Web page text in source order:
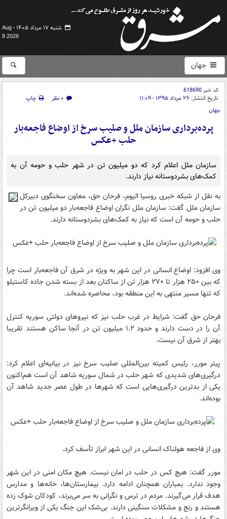
شنبه ۱۷ مرداد ۱۴۰۵ -
Aug
8 2026
جهان
کد خبر618690
تاریخ انتشار: ۲۶ مرداد ۱۳۹۵ - ۱۱:۰۹ ۰ نظر
چاپ
جهان
پرده‌برداری سازمان ملل و صلیب سرخ از اوضاع فاجعه‌بار
حلب +عکس
سازمان ملل اعلام کرد که دو میلیون تن در شهر حلب و حومه آن به
کمک‌های بشردوستانه نیاز دارند.
به نقل از شبکه خبری روسیا الیوم، فرحان حق، معاون سخنگوی دبیرکل
سازمان ملل گفت: سازمان ملل نگران اوضاع فاجعه‌بار دو میلیون تن در
حلب و حومه آن است که نیاز به کمک‌های بشردوستانه دارند.
وی افزود: اوضاع انسانی در این شهر به ویژه در شرق آن فاجعه‌بار است چرا
که بین ۲۵۰ هزار تا ۲۷۰ هزار تن از ساکنان بعد از بسته شدن جاده کاستیلو
که تنها مسیر منتهی به این منطقه بود، محاصره شده‌اند.
فرحان حق گفت: شرایط در غرب حلب نیز که نیروهای دولتی سوریه کنترل
آن را در دست دارند و حدود ۱.۲ میلیون تن در آنجا ساکن هستند تقریبا
بهتر از شرق آن نیست.
پیتر مورر، رئیس کمیته بین‌المللی صلیب سرخ نیز در بیانیه‌ای اعلام کرد:
درگیری‌های شدیدی که شهر حلب در شمال سوریه شاهد آن است هم‌اکنون
یکی از بدترین درگیری‌هایی است که شهرها در طول عصر جدید شاهد آن
بوده‌اند.
وی از فاجعه هولناک انسانی در این شهر ابراز تأسف کرد.
مورر گفت: هیچ کس در حلب در امان نیست. هیچ مکان امنی در این شهر
وجود ندارد. بمباران همچنان ادامه دارد. بیمارستان‌ها، خانه‌ها و مدارس
هدف قرار می‌گیرند. مردم در ترس و نگرانی به سر می‌برند، کودکان شوک زده
هستند و رنج و مشکلات سنگینی دارند. بی‌شک این جنگ یکی از ویرانگرترین